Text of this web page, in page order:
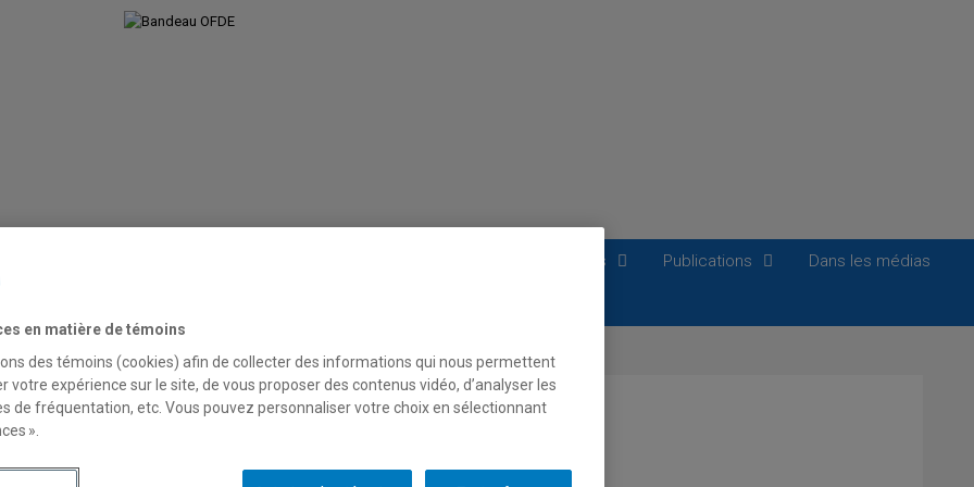
Activités transversales Publications Dans les médias
diversité en Mauricie
en matière de témoins
des témoins (cookies) afin de collecter des informations qui nous permettent
votre expérience sur le site, de vous proposer des contenus vidéo, d’analyser les
de fréquentation, etc. Vous pouvez personnaliser votre choix en sélectionnant
».